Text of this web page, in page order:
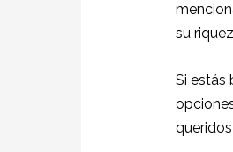
su
Si estás